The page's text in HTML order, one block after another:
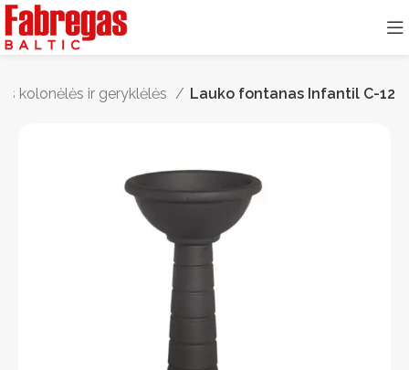
kolonėlės ir geryklėlės Lauko fontanas Infantil C-12